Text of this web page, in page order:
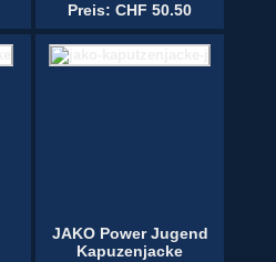
Preis: CHF 50.50
JAKO Power Jugend
Kapuzenjacke